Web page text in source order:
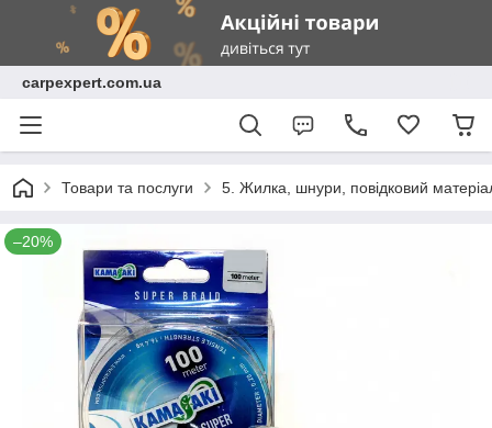
carpexpert.com.ua
Товари та послуги 5. Жилка, шнури, повідковий
–20%